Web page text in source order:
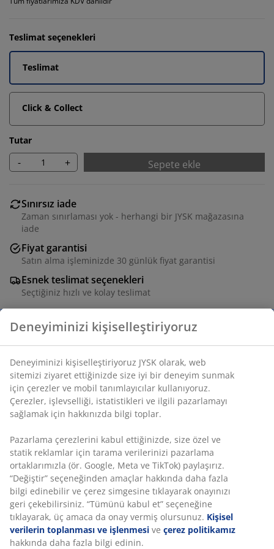
Teslimat seçenekleri
Teslimat
Click & Collect
Tutar
- + Sepete ekle
Sınırsız iade
Zaman sınırlaması yok - herhangi bir JYSK mağazasına
iade
Fiyat garantisi
Satın alma işleminizde 30 günlük fiyat garantisi
Esnek teslimat seçenekleri
Seçtiğiniz hızlı ve kolay teslimat
Uzun, yeşil yaprakları ve uzun sapı olan yapay bitki
siyah bir saksıya yerleştirilmiştir. Bitkinin boyutu onu
evde veya ofiste zemin bitkisi olarak kullanmaya uygun
hale getirir. Ø60 x Y75 cm
SKU: 4912708
Özellikler
İncelemeler
(4
Deneyiminizi kişiselleştiriyoruz
Deneyiminizi kişiselleştiriyoruz JYSK olarak, web
sitemizi ziyaret ettiğinizde size iyi bir deneyim sunmak
için çerezler ve mobil tanımlayıcılar kullanıyoruz.
Çerezler, işlevselliği, istatistikleri ve ilgili pazarlamayı
sağlamak için hakkınızda bilgi toplar.
Pazarlama çerezlerini kabul ettiğinizde, size özel ve
statik reklamlar için tarama verilerinizi pazarlama
ortaklarımızla (ör. Google, Meta ve TikTok) paylaşırız.
“Değiştir” seçeneğinden amaçlar hakkında daha fazla
bilgi edinebilir ve çerez simgesine tıklayarak onayınızı
geri çekebilirsiniz. “Tümünü kabul et” seçeneğine
tıklayarak, üç amaca da onay vermiş olursunuz. Kişisel
verilerin toplanması ve işlenmesi ve çerez politikamız
hakkında daha fazla bilgi edinin.